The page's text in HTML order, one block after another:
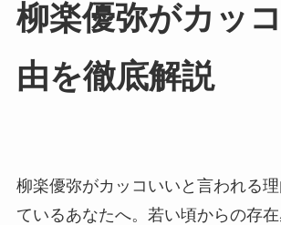
柳楽優弥がカッ
由を徹底解説
柳楽優弥がカッコいいと言われる
ているあなたへ。若い頃からの存